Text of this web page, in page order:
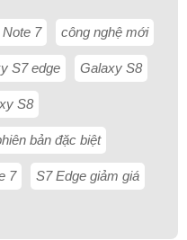
7 công nghệ mới
S7 edge Galaxy S8
S8
bản đặc biệt
7 S7 Edge giảm giá